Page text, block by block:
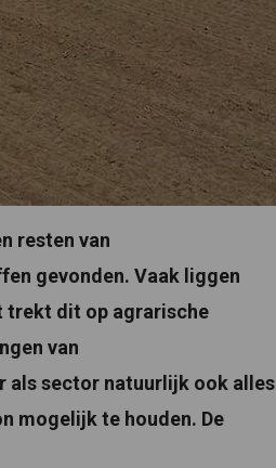
resten van
gevonden. Vaak liggen
trekt dit op agrarische
van
als sector natuurlijk ook alles
mogelijk te houden. De